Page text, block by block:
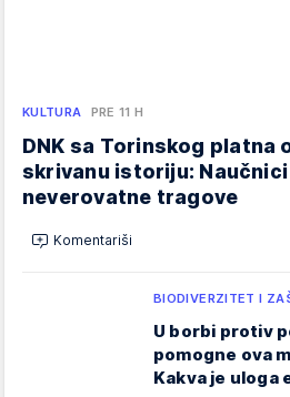
KULTURA PRE 11 H
DNK sa Torinskog platna
skrivanu istoriju:
neverovatne tragove
Komentariši
BIODIVERZITET I
U borbi protiv
pomogne ova
Kakva je uloga